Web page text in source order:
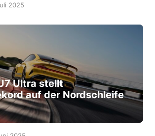
2025
Ultra stellt
auf der Nordschleife